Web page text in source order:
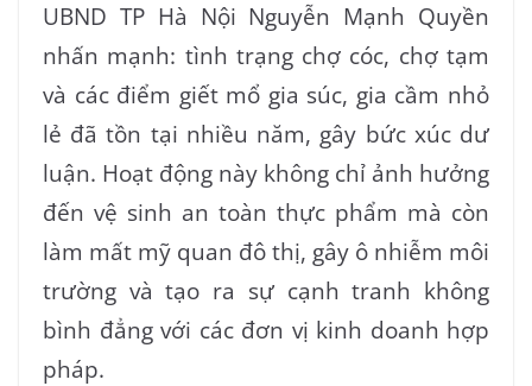
UBND TP Hà Nội Nguyễn Mạnh Quyền
nhấn mạnh: tình trạng chợ cóc, chợ tạm
và các điểm giết mổ gia súc, gia cầm nhỏ
lẻ đã tồn tại nhiều năm, gây bức xúc dư
luận. Hoạt động này không chỉ ảnh hưởng
đến vệ sinh an toàn thực phẩm mà còn
làm mất mỹ quan đô thị, gây ô nhiễm môi
trường và tạo ra sự cạnh tranh không
bình đẳng với các đơn vị kinh doanh hợp
pháp.